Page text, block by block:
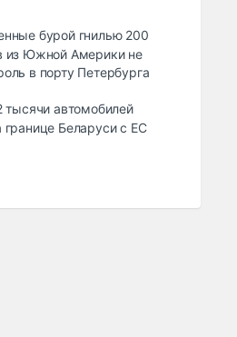
бурой гнилью 200
из Южной Америки не
в порту Петербурга
тысячи автомобилей
границе Беларуси с ЕС